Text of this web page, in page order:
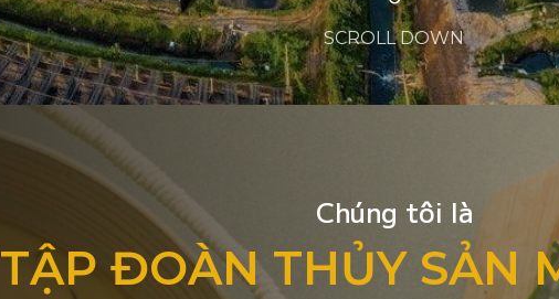
SCROLL DOWN
Chúng tôi là
TẬP ĐOÀN THỦY SẢN